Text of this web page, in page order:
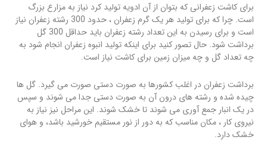
برای کاشت زعفرانی که بتوان از آن ادویه تولید کرد نیاز به مزارع بزرگ
است. چرا که برای تولید هر یک گرم زعفران ، حدود 300 رشته زعفران نیاز
است و برای رسیدن به این تعداد رشته زعفران باید حداقل 300 گل
برداشت شود. حال تصور کنید برای اینکه تولید انبوه زعفران انجام شود به
چه تعداد گل و چه میزان زمین برای کاشت نیاز است.
برداشت زعفران در اغلب کشورها به صورت دستی صورت می گیرد. گل ها
چیده شده و رشته های درون آن به صورت دستی جدا می شوند و سپس
در یک انبار جمع آوری می شوند تا خشک شوند. این مراحل نیز نیاز به
نیروی کار ، مکان مناسب که به دور از نور مستقیم خورشید باشد، و هوای
خشک دارد.